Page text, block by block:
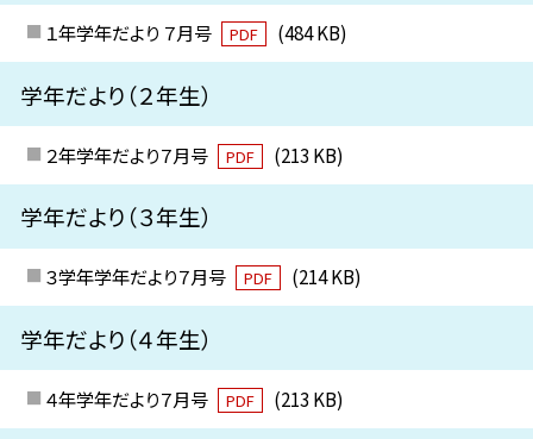
１年学年だより ７月号 PDF (484 KB)
学年だより（２年生）
２年学年だより７月号 PDF (213 KB)
学年だより（３年生）
３学年学年だより７月号 PDF (214 KB)
学年だより（４年生）
４年学年だより７月号 PDF (213 KB)